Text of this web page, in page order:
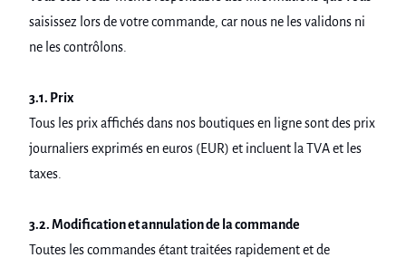
saisissez lors de votre commande, car nous ne les validons ni
ne les contrôlons.
3.1. Prix
Tous les prix affichés dans nos boutiques en ligne sont des prix
journaliers exprimés en euros (EUR) et incluent la TVA et les
taxes.
3.2. Modification et annulation de la commande
Toutes les commandes étant traitées rapidement et de